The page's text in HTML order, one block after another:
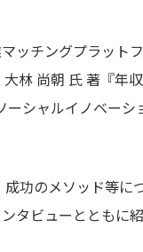
ッチングプラット
林 尚朝 氏 著『年
シャルイノベー
功のメソッド等に
タビューとともに紹